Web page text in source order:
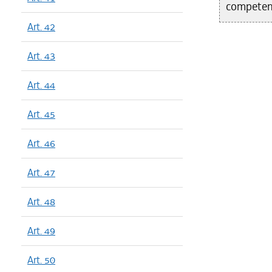
Art. 42
Art. 43
Art. 44
Art. 45
Art. 46
Art. 47
Art. 48
Art. 49
Art. 50